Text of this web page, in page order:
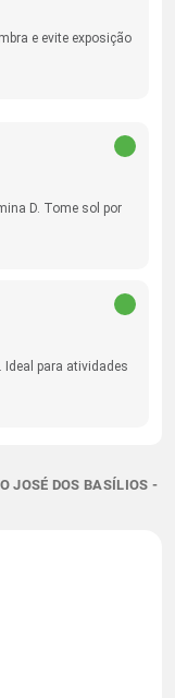
e evite exposição
D. Tome sol por
Ideal para atividades
JOSÉ DOS BASÍLIOS -